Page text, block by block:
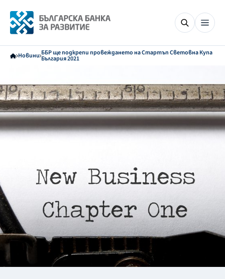
Новини ББР ще подкрепи провеждането на Стартъп Световна Купа
България 2021